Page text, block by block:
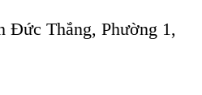
Đức Thắng, Phường 1,